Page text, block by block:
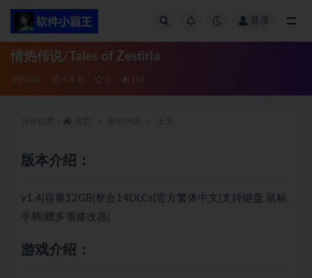
登录
情热传说/Tales of Zestiria
全部内容 4 年前 0 150
版本介绍：
v1.4|容量12GB|整合14DLCs|官方繁体中文|支持键盘.鼠标.
手柄|赠多项修改器|
游戏介绍：